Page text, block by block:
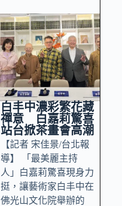
白丰中濃彩繁花藏
禪意 白嘉莉驚喜
站台掀茶畫會高潮
【記者 宋佳景/台北報
導】 「最美麗主持
人」白嘉莉驚喜現身力
挺，讓藝術家白丰中在
佛光山文化院舉辦的